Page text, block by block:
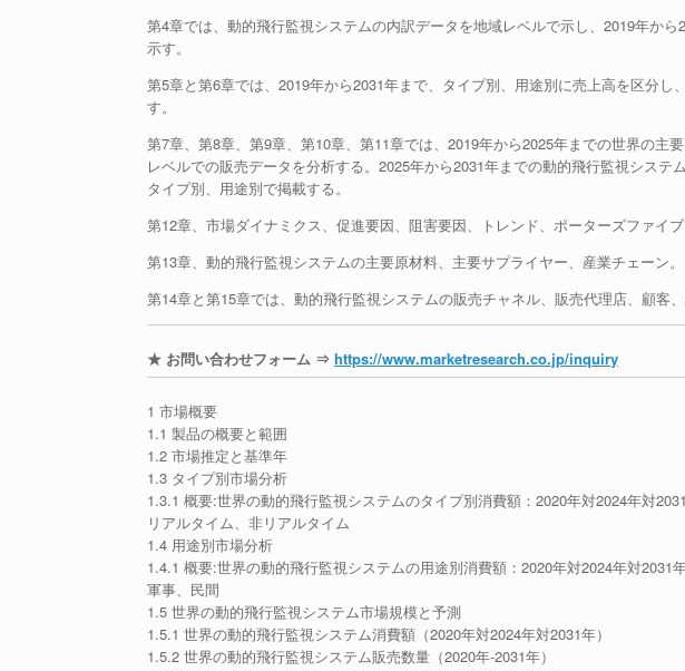
第4章では、動的飛行監視システムの内訳データを地域レベルで示し、2019年か
示す。
第5章と第6章では、2019年から2031年まで、タイプ別、用途別に売上高を区分
す。
第7章、第8章、第9章、第10章、第11章では、2019年から2025年までの世界の主
レベルでの販売データを分析する。2025年から2031年までの動的飛行監視システ
タイプ別、用途別で掲載する。
第12章、市場ダイナミクス、促進要因、阻害要因、トレンド、ポーターズファイブ
第13章、動的飛行監視システムの主要原材料、主要サプライヤー、産業チェーン。
第14章と第15章では、動的飛行監視システムの販売チャネル、販売代理店、顧客
★ お問い合わせフォーム ⇒ https://www.marketresearch.co.jp/inquiry
1 市場概要
1.1 製品の概要と範囲
1.2 市場推定と基準年
1.3 タイプ別市場分析
1.3.1 概要:世界の動的飛行監視システムのタイプ別消費額：2020年対2024年対
リアルタイム、非リアルタイム
1.4 用途別市場分析
1.4.1 概要:世界の動的飛行監視システムの用途別消費額：2020年対2024年対2031
軍事、民間
1.5 世界の動的飛行監視システム市場規模と予測
1.5.1 世界の動的飛行監視システム消費額（2020年対2024年対2031年）
1.5.2 世界の動的飛行監視システム販売数量（2020年-2031年）